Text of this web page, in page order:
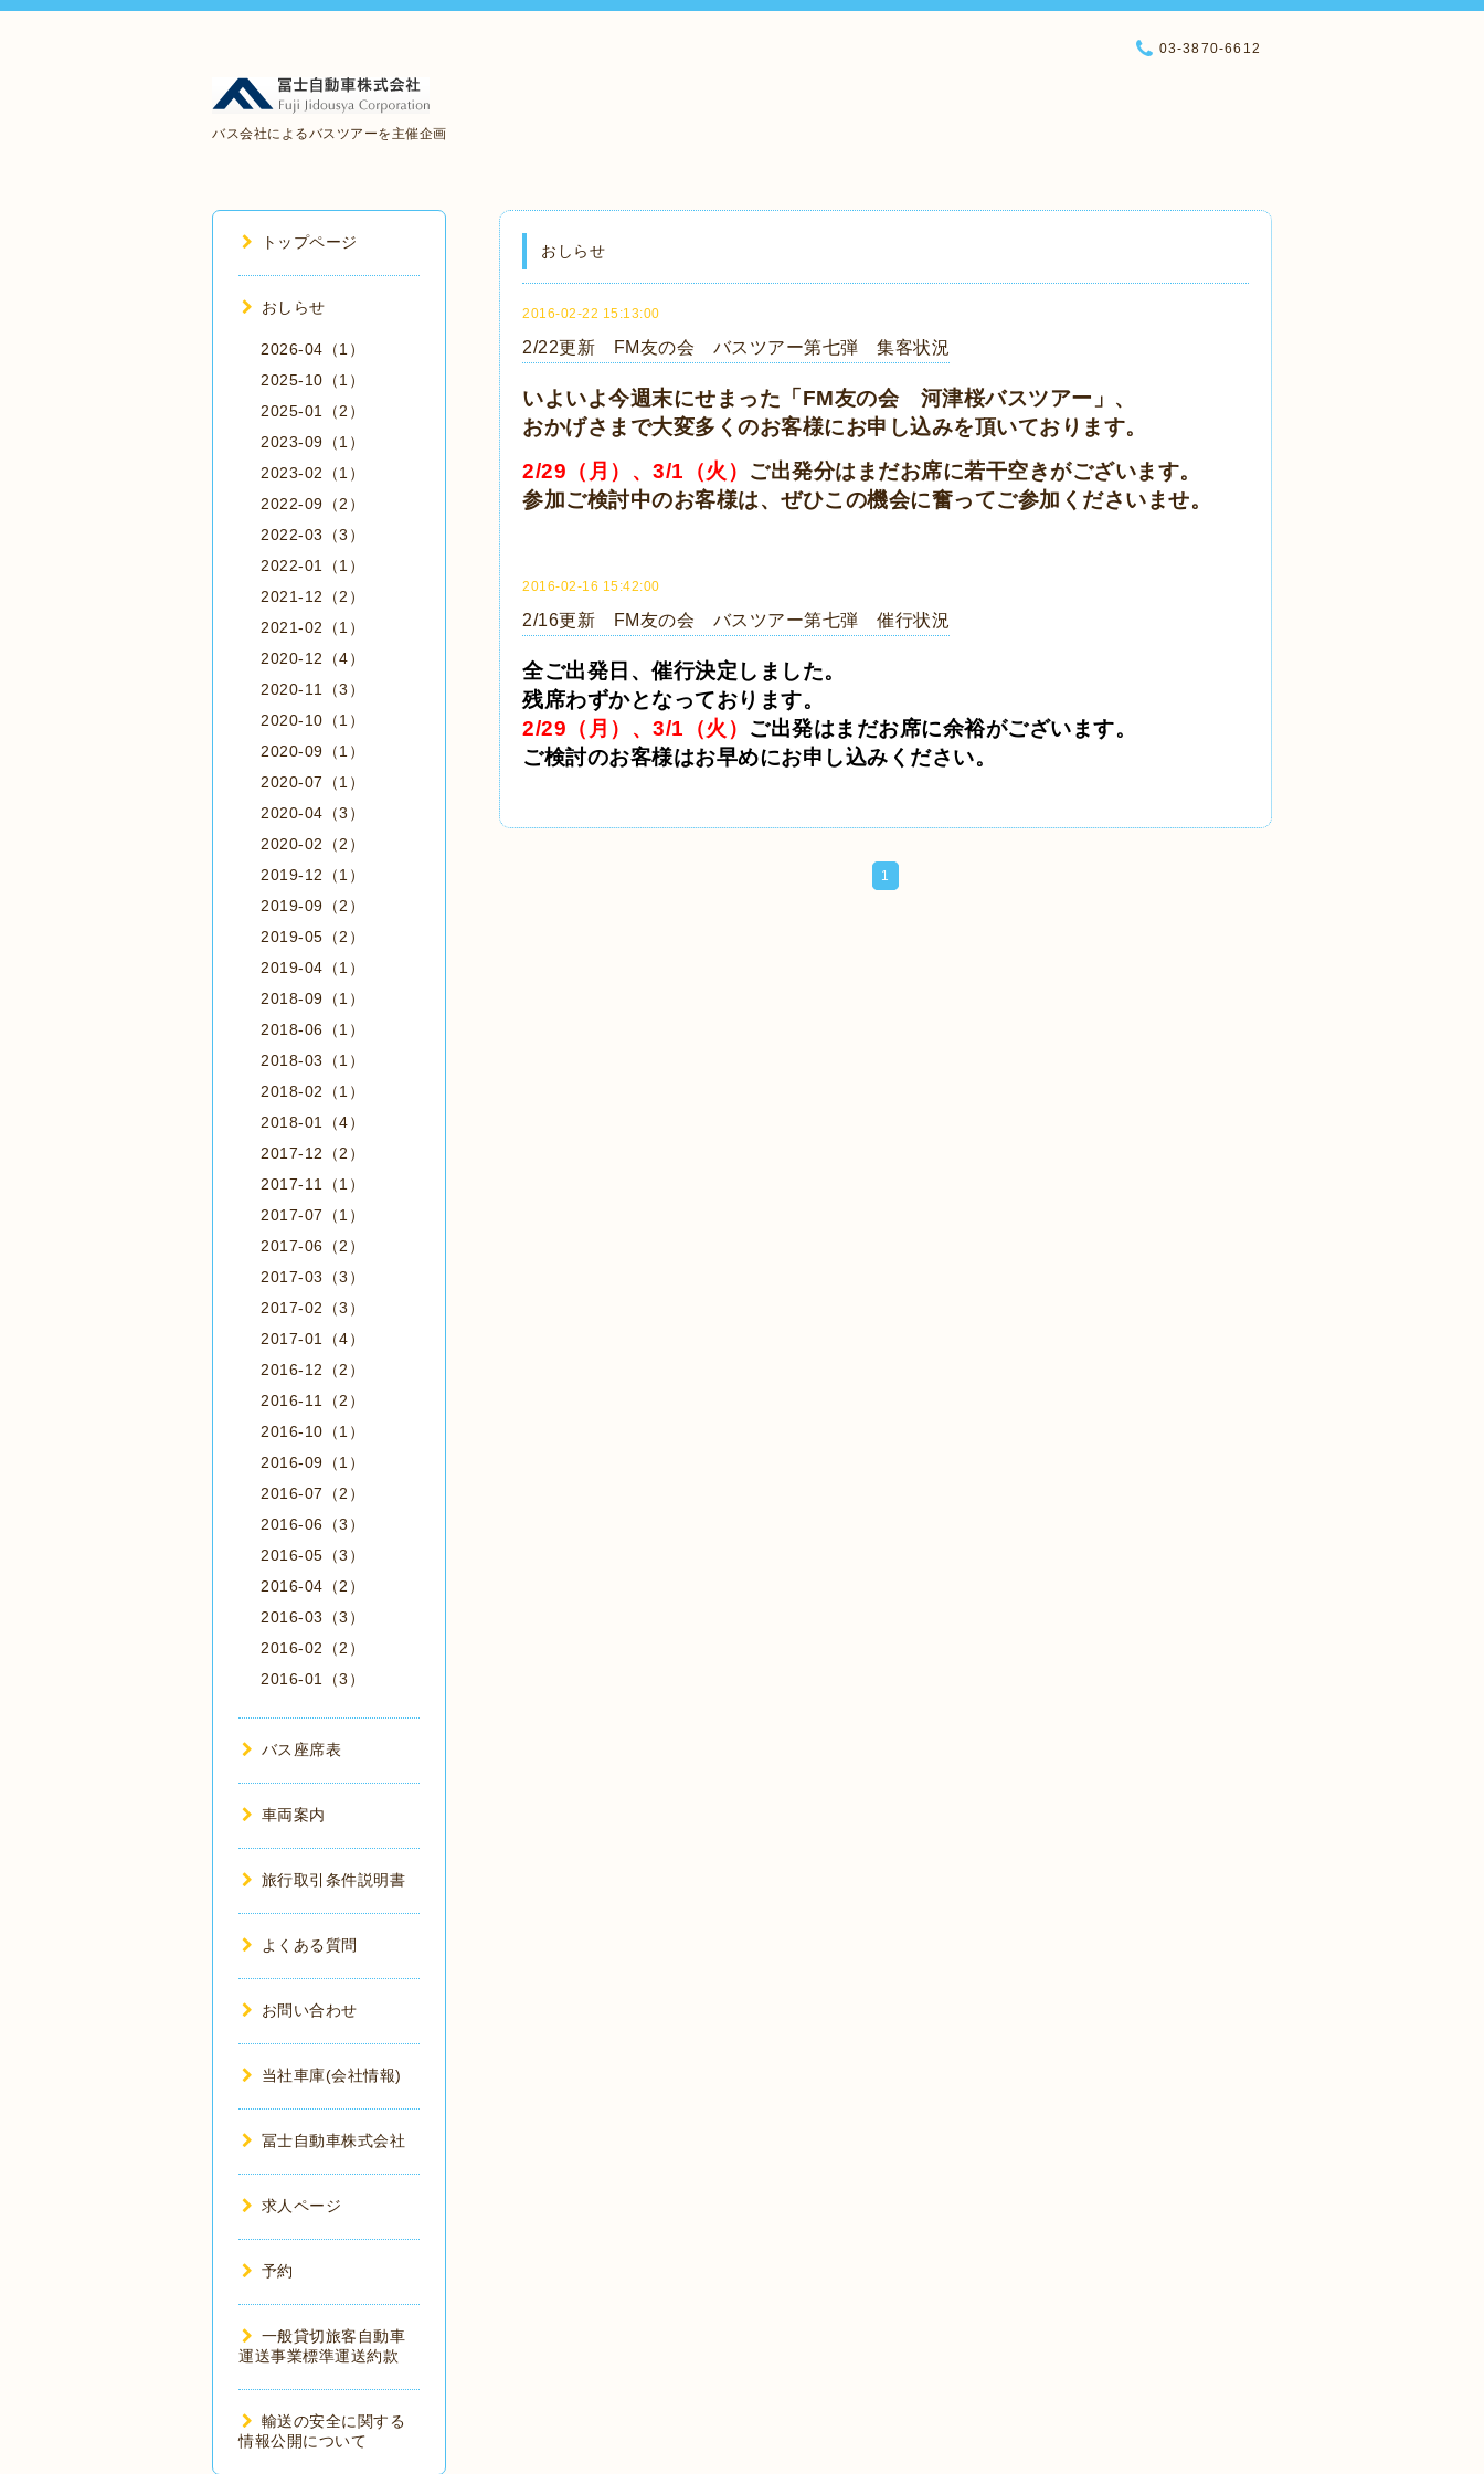
バス会社によるバスツアーを主催企画
03-3870-6612
おしらせ
2016-02-22 15:13:00
2/22更新 FM友の会 バスツアー第七弾 集客状況
いよいよ今週末にせまった「FM友の会 河津桜バスツアー」、
おかげさまで大変多くのお客様にお申し込みを頂いております。
2/29（月）、3/1（火） ご出発分はまだお席に若干空きがございます。
参加ご検討中のお客様は、ぜひこの機会に奮ってご参加くださいませ。
2016-02-16 15:42:00
2/16更新 FM友の会 バスツアー第七弾 催行状況
全ご出発日、 催行決定しました。
残席わずかとなっております。
2/29（月）、3/1（火） ご出発はまだお席に余裕がございます。
ご検討のお客様はお早めにお申し込みください。
1
トップページ
おしらせ
2026-04（1）
2025-10（1）
2025-01（2）
2023-09（1）
2023-02（1）
2022-09（2）
2022-03（3）
2022-01（1）
2021-12（2）
2021-02（1）
2020-12（4）
2020-11（3）
2020-10（1）
2020-09（1）
2020-07（1）
2020-04（3）
2020-02（2）
2019-12（1）
2019-09（2）
2019-05（2）
2019-04（1）
2018-09（1）
2018-06（1）
2018-03（1）
2018-02（1）
2018-01（4）
2017-12（2）
2017-11（1）
2017-07（1）
2017-06（2）
2017-03（3）
2017-02（3）
2017-01（4）
2016-12（2）
2016-11（2）
2016-10（1）
2016-09（1）
2016-07（2）
2016-06（3）
2016-05（3）
2016-04（2）
2016-03（3）
2016-02（2）
2016-01（3）
バス座席表
車両案内
旅行取引条件説明書
よくある質問
お問い合わせ
当社車庫(会社情報)
冨士自動車株式会社
求人ページ
予約
一般貸切旅客自動車
運送事業標準運送約款
輸送の安全に関する
情報公開について